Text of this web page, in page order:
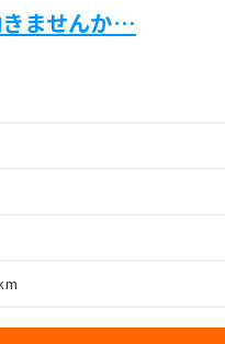
ませんか…